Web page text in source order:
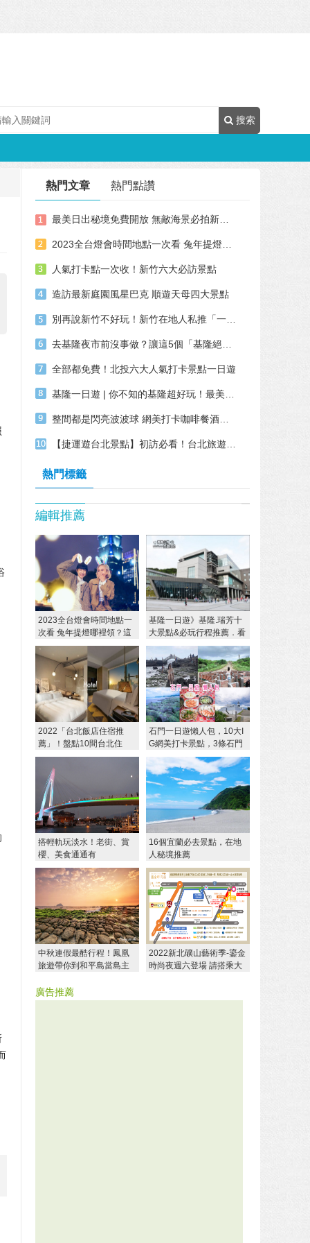
搜索
熱門文章 熱門點讚
人氣打卡點一次收！新竹六大必訪景點
造訪最新庭園風星巴克 順遊天母四大景點
全部都免費！北投六大人氣打卡景點一日遊
熱門標籤
編輯推薦
2023全台燈會時間地點一
次看 兔年提燈哪裡領？這
地方還發紀念銀幣！
基隆一日遊》基隆.瑞芳十
大景點&必玩行程推薦．看
海放空的小旅行
2022「台北飯店住宿推
薦」！盤點10間台北住
宿，交通便利、絕美設計
石門一日遊懶人包，10大I
G網美打卡景點，3條石門
旅遊路線規劃，必吃美食
推薦＠瑪姬幸福過日子
搭輕軌玩淡水！老街、賞
櫻、美食通通有
16個宜蘭必去景點，在地
人秘境推薦
中秋連假最酷行程！鳳凰
旅遊帶你到和平島當島主
2022新北礦山藝術季-鎏金
時尚夜週六登場 請搭乘大
廣告推薦